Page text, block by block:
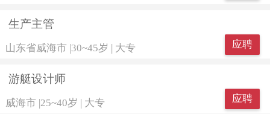
生产主管
山东省威海市 30~45岁 大专 应聘
游艇设计师
威海市 |25~40岁 | 大专 应聘